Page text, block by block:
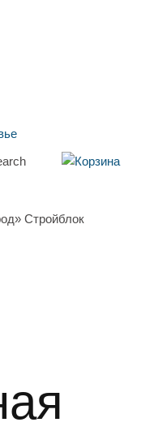
Стройблок